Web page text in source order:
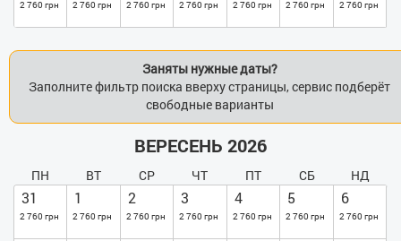
2 760 грн 2 760 грн 2 760 грн 2 760 грн 2 760 грн 2 760 грн 2 760 грн
Заняты нужные даты?
Заполните фильтр поиска вверху страницы, сервис подберёт
свободные варианты
ВЕРЕСЕНЬ 2026
ПН ВТ СР ЧТ ПТ СБ НД
31
2 760 грн
1
2 760 грн
2
2 760 грн
3
2 760 грн
4
2 760 грн
5
2 760 грн
6
2 760 грн